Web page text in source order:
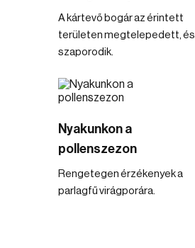
A kártevő bogár az érintett
területen megtelepedett, és
szaporodik.
Nyakunkon a
pollenszezon
Rengetegen érzékenyek a
parlagfű virágporára.